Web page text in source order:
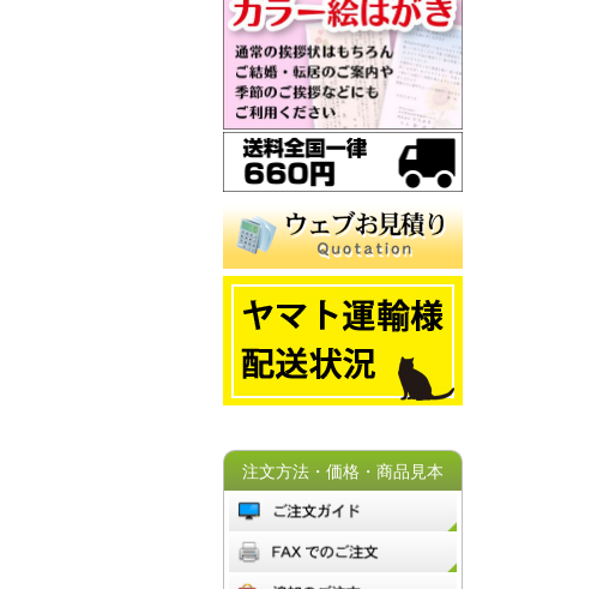
注文方法・価格・商品見本